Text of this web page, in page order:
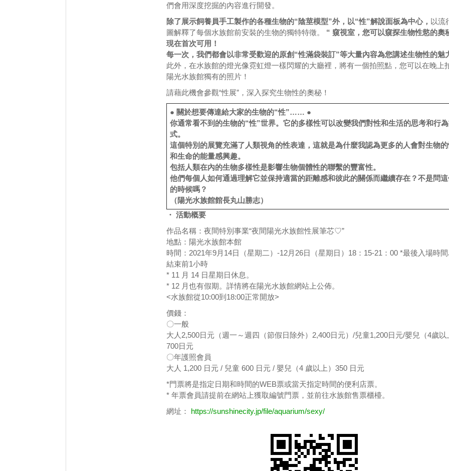
們會用深度挖掘的內容進行開發。
除了展示飼養員手工製作的各種生物的“陰莖模型”外，以“性”解說面板為中心， 以流
圖解釋了每個水族館前安裝的生物的獨特特徵。 “ 窺視室，您可以窺探生物性慾的奧
現在首次可用！
每一次，我們都會以非常受歡迎的原創“性滿袋裝訂”等大量內容為您講述生物性的魅
此外，在水族館的燈光像霓虹燈一樣閃耀的大廳裡，將有一個拍照點，您可以在晚上
陽光水族館獨有的照片！
請藉此機會參觀“性展”，深入探究生物性的奧秘！
● 關於想要傳達給大家的生物的“性”…… ●
你通常看不到的生物的“性”世界。它的多樣性可以改變我們對性和生活的思考和行
式。
這個特別的展覽充滿了人類視角的性表達，這就是為什麼我認為更多的人會對生物
和生命的能量感興趣。
包括人類在內的生物多樣性是影響生物個體性的聯繫的豐富性。
他們每個人如何通過理解它並保持適當的距離感和彼此的關係而繼續存在？不是問這
的時候嗎？
（陽光水族館館長丸山勝志）
・ 活動概要
作品名稱：夜間特別事業“夜間陽光水族館性展筆芯♡”
地點：陽光水族館本館
時間：2021年9月14日（星期二）-12月26日（星期日）18：15-21：00 *最後入場時間
結束前1小時
* 11 月 14 日星期日休息。
* 12 月也有假期。詳情將在陽光水族館網站上公佈。
<水族館從10:00到18:00正常開放>
價錢：
〇一般
大人2,500日元（週一～週四（節假日除外）2,400日元）/兒童1,200日元/嬰兒（4歲以
700日元
〇年護照會員
大人 1,200 日元 / 兒童 600 日元 / 嬰兒（4 歲以上）350 日元
*門票將是指定日期和時間的WEB票或當天指定時間的便利店票。
* 年票會員請提前在網站上獲取編號門票，並前往水族館售票櫃檯。
網址： https://sunshinecity.jp/file/aquarium/sexy/